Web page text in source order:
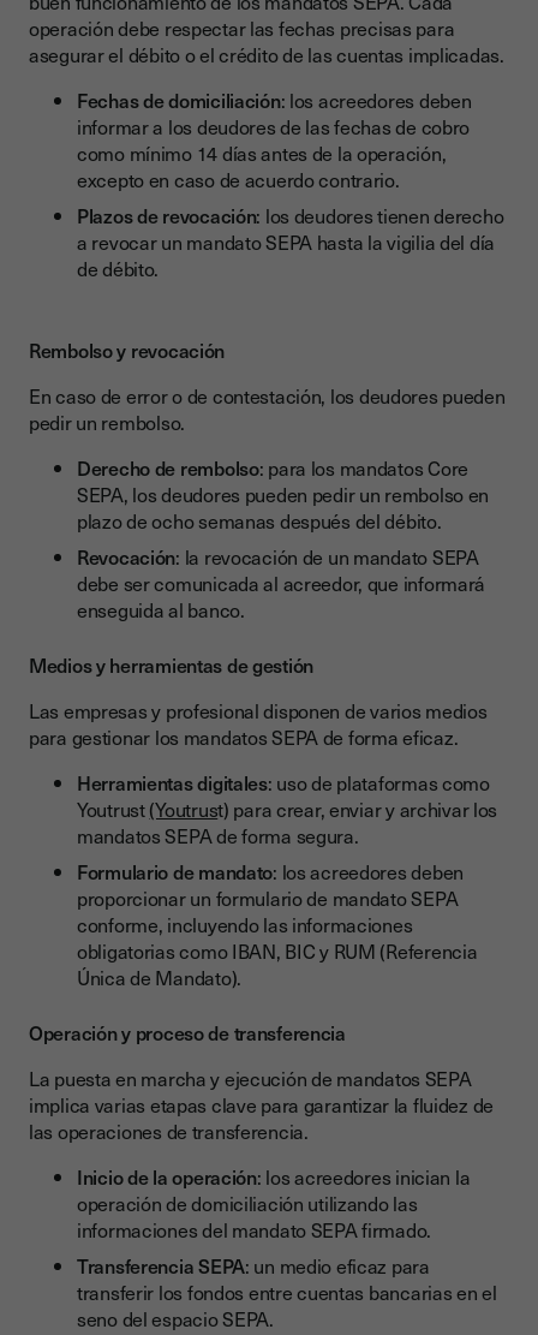
operación debe respectar las fechas precisas para
asegurar el débito o el crédito de las cuentas implicadas.
Fechas de domiciliación: los acreedores deben
informar a los deudores de las fechas de cobro
como mínimo 14 días antes de la operación,
excepto en caso de acuerdo contrario.
Plazos de revocación: los deudores tienen derecho
a revocar un mandato SEPA hasta la vigilia del día
de débito.
Rembolso y revocación
En caso de error o de contestación, los deudores pueden
pedir un rembolso.
Derecho de rembolso: para los mandatos Core
SEPA, los deudores pueden pedir un rembolso en
plazo de ocho semanas después del débito.
Revocación: la revocación de un mandato SEPA
debe ser comunicada al acreedor, que informará
enseguida al banco.
Medios y herramientas de gestión
Las empresas y profesional disponen de varios medios
para gestionar los mandatos SEPA de forma eficaz.
Herramientas digitales: uso de plataformas como
Youtrust(Youtrust) para crear, enviar y archivar los
mandatos SEPA de forma segura.
Formulario de mandato: los acreedores deben
proporcionar un formulario de mandato SEPA
conforme, incluyendo las informaciones
obligatorias como IBAN, BIC y RUM (Referencia
Única de Mandato).
Operación y proceso de transferencia
La puesta en marcha y ejecución de mandatos SEPA
implica varias etapas clave para garantizar la fluidez de
las operaciones de transferencia.
Inicio de la operación: los acreedores inician la
operación de domiciliación utilizando las
informaciones del mandato SEPA firmado.
Transferencia SEPA: un medio eficaz para
transferir los fondos entre cuentas bancarias en el
seno del espacio SEPA.